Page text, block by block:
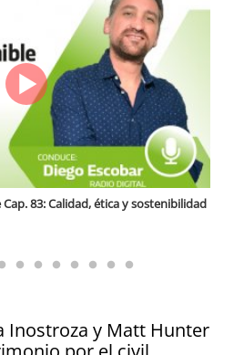
Inostroza y Matt Hunter